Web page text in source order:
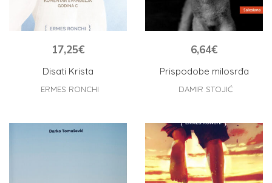
Disati Krista
17,25€
ERMES RONCHI
Prispodobe milosrđa
6,64€
DAMIR STOJIĆ